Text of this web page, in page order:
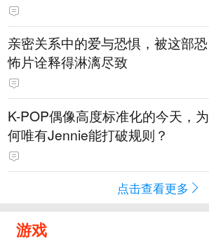
亲密关系中的爱与恐惧，被这部恐
怖片诠释得淋漓尽致
K-POP偶像高度标准化的今天，为
何唯有Jennie能打破规则？
点击查看更多
游戏